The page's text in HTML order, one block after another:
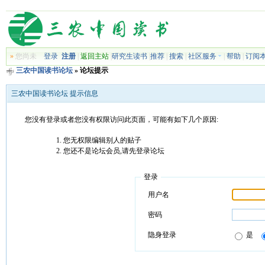
»您尚未 登录 注册| 返回主站| 研究生读书| 推荐| 搜索| 社区服务 帮助
订阅
三农中国读书论坛» 论坛提示
三农中国读书论坛 提示信息
您没有登录或者您没有权限访问此页面，可能有如下几个原因:
您无权限编辑别人的贴子
您还不是论坛会员,请先登录论坛
登录
用户名
密码
隐身登录 是